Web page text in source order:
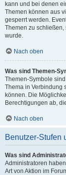
kann und bei denen
Themen können aus
gesperrt werden.
Themen zu
wurde.
Nach oben
Was sind Themen-
Themen-Symbole
Thema in Verbindung
können. Die
Berechtigungen ab,
Nach oben
Benutzer-Stufen
Was sind
Administratoren
Art von Aktion im